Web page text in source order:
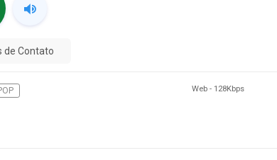
de Contato
Web - 128Kbps